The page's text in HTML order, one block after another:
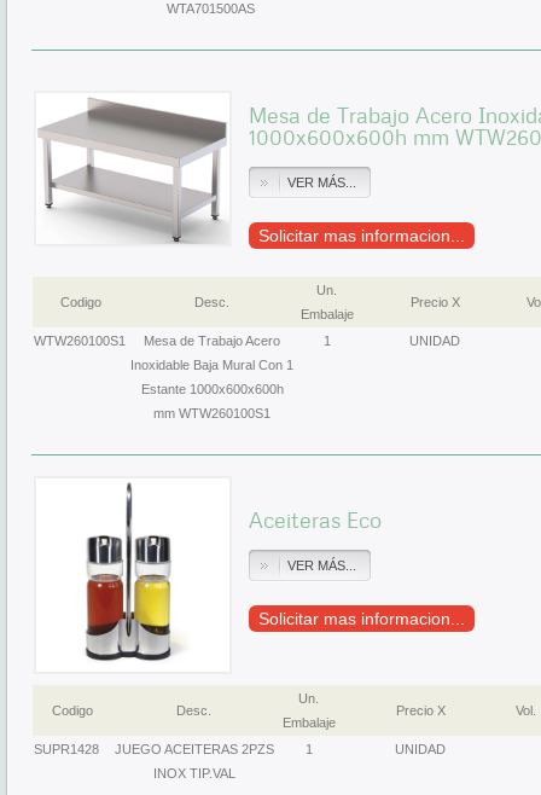
WTA701500AS
Mesa de Trabajo Acero
1000x600x600h mm
VER MÁS...
Solicitar mas informacion...
Codigo Desc.
Un.
Embalaje
Precio X
WTW260100S1
Mesa de Trabajo Acero
Inoxidable Baja Mural Con 1
Estante 1000x600x600h
mm WTW260100S1
1 UNIDAD
Aceiteras Eco
VER MÁS...
Solicitar mas informacion...
Codigo Desc.
Un.
Embalaje
Precio X Vol.
SUPR1428
JUEGO ACEITERAS 2PZS
INOX TIP.VAL
1 UNIDAD